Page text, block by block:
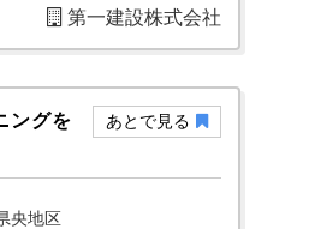
第一建設株式会社
ングを
あとで見る
央地区